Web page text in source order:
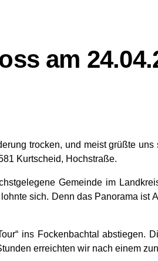
am
trocken, und meist grüßte
Kurtscheid, Hochstraße.
Gemeinde im
sich. Denn das Panorama
ins Fockenbachtal
erreichten wir nach einem